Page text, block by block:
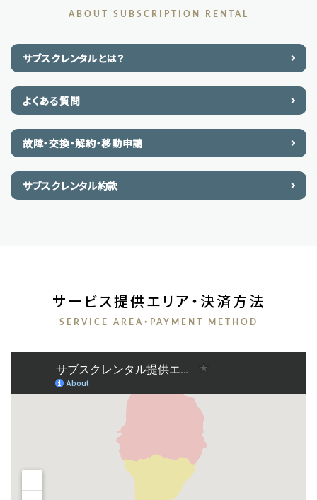
ABOUT SUBSCRIPTION RENTAL
サブスクレンタルとは？
よくある質問
故障・交換・解約・移動申請
サブスクレンタル約款
サービス提供エリア・決済方法
SERVICE AREA・PAYMENT METHOD